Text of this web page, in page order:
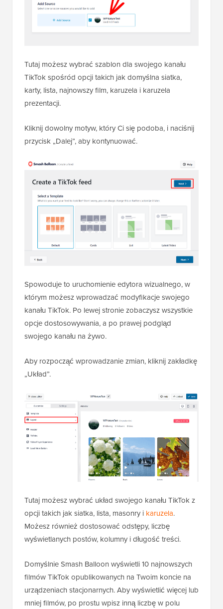
Tutaj możesz wybrać szablon dla swojego kanału
TikTok spośród opcji takich jak domyślna siatka,
karty, lista, najnowszy film, karuzela i karuzela
prezentacji.
Kliknij dowolny motyw, który Ci się podoba, i naciśnij
przycisk „Dalej”, aby kontynuować.
Spowoduje to uruchomienie edytora wizualnego, w
którym możesz wprowadzać modyfikacje swojego
kanału TikTok. Po lewej stronie zobaczysz wszystkie
opcje dostosowywania, a po prawej podgląd
swojego kanału na żywo.
Aby rozpocząć wprowadzanie zmian, kliknij zakładkę
„Układ”.
Tutaj możesz wybrać układ swojego kanału TikTok z
opcji takich jak siatka, lista, masonry i karuzela.
Możesz również dostosować odstępy, liczbę
wyświetlanych postów, kolumny i długość treści.
Domyślnie Smash Balloon wyświetli 10 najnowszych
filmów TikTok opublikowanych na Twoim koncie na
urządzeniach stacjonarnych. Aby wyświetlić więcej lub
mniej filmów, po prostu wpisz inną liczbę w polu